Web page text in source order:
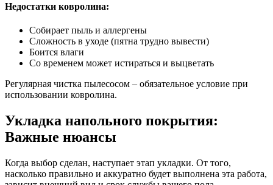
Недостатки ковролина:
Собирает пыль и аллергены
Сложность в уходе (пятна трудно вывести)
Боится влаги
Со временем может истираться и выцветать
Регулярная чистка пылесосом – обязательное условие при
использовании ковролина.
Укладка напольного покрытия:
Важные нюансы
Когда выбор сделан, наступает этап укладки. От того,
насколько правильно и аккуратно будет выполнена эта работа,